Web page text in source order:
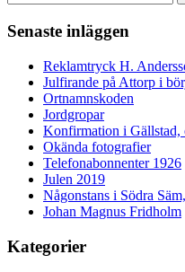
efter:
Senaste inläggen
Reklamtryck H.
Julfirande på Attorp i
Ortnamnskoden
Jordgropar
Konfirmation i Gällstad,
Okända fotografier
Telefonabonnenter 1926
Julen 2019
Någonstans i Södra
Johan Magnus Fridholm
Kategorier